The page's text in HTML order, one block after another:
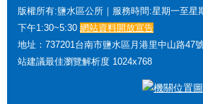
港
燈
節
專
區
版權所有:鹽水區公所｜服務時間:星期一至
下午1:30~5:30 網站資料開放宣告
地址：737201台南市鹽水區月港里中山路47
站建議最佳瀏覽解析度 1024x768